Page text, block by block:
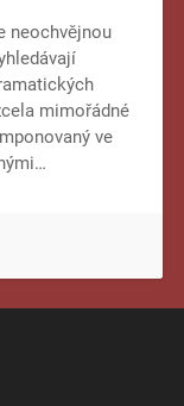
neochvějnou
mimořádné
ve